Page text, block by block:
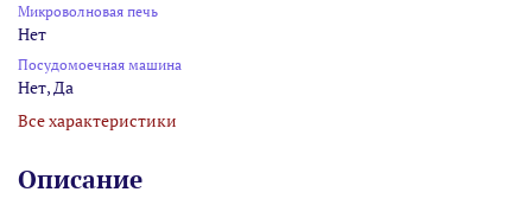
Микроволновая печь
Нет
Посудомоечная машина
Нет, Да
Все характеристики
Описание